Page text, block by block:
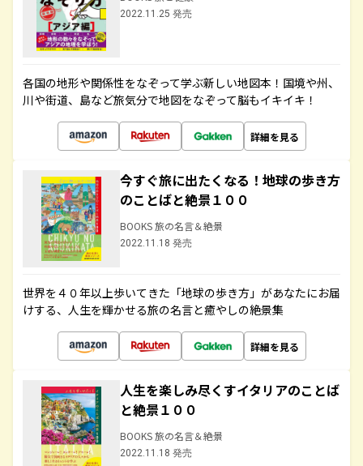
2022.11.25 発売
各国の地形や関係性をなぞって学ぶ新しい地図本！国境や州、
川や街道、島など旅気分で地図をなぞって脳もイキイキ！
詳細を見る
今すぐ旅に出たくなる！地球の歩き方
のことばと絶景１００
BOOKS 旅の名言＆絶景
2022.11.18 発売
世界を４０年以上歩いてきた「地球の歩き方」があなたにお届
けする、人生を輝かせる旅の名言と癒やしの絶景集
詳細を見る
人生を楽しみ尽くすイタリアのことば
と絶景１００
BOOKS 旅の名言＆絶景
2022.11.18 発売